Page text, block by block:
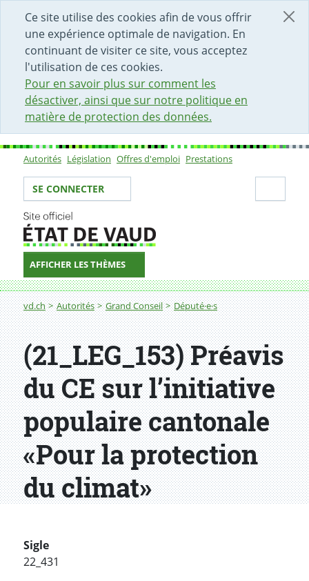
Ce site utilise des cookies afin de vous offrir
une expérience optimale de navigation. En
continuant de visiter ce site, vous acceptez
l'utilisation de ces cookies.
Pour en savoir plus sur comment les
désactiver, ainsi que sur notre politique en
matière de protection des données.
DÉBUT DU CONTENU DE LA PAGE
ACCÈS AU CHAMP DE RECHERCHE
PAGE D'ACCUEIL
FORMULAIRE DE CONTACT
Sous-navigation
Autorités Législation Offres d'emploi Prestations
Votre identité
SE CONNECTER
AFFICHER LES THÈMES
Fil d'Ariane
vd.ch Autorités Grand Conseil Député·e·s
(21_LEG_153) Préavis
du CE sur l’initiative
populaire cantonale
«Pour la protection
du climat»
Sigle
22_431